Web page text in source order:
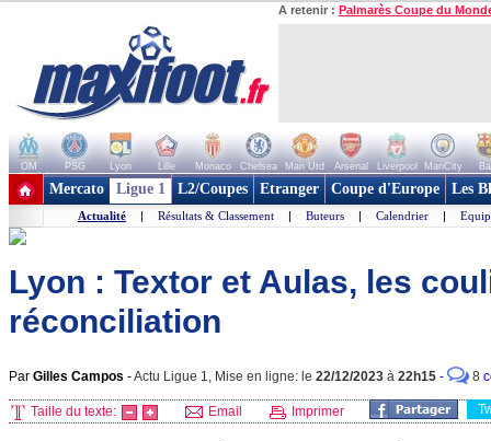
A retenir : Palmarès Coupe du
OM PSG Lyon Lille Monaco Chelsea Man Utd Arsenal Liverpool ManCity
+ de clubs
Mercato Ligue 1 L2/Coupes Etranger Coupe d'Europe Les
Actualité | Résultats & Classement | Buteurs | Calendrier |
Lyon : Textor et Aulas, les
réconciliation
Par Gilles Campos -Actu Ligue 1, Mise en ligne: le 22/12/2023 à 22h15 - 8
Taille du texte: Email Imprimer